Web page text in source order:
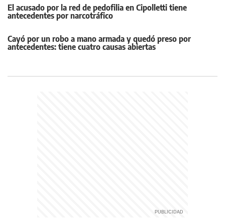
El acusado por la red de pedofilia en Cipolletti tiene
antecedentes por narcotráfico
Cayó por un robo a mano armada y quedó preso por
antecedentes: tiene cuatro causas abiertas